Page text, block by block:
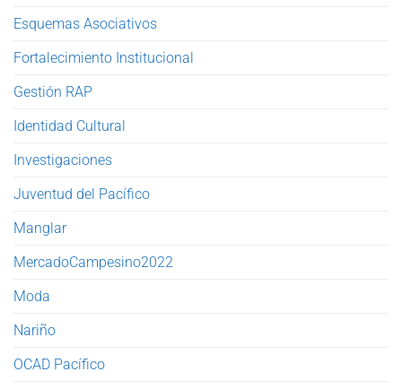
Esquemas Asociativos
Fortalecimiento Institucional
Gestión RAP
Identidad Cultural
Investigaciones
Juventud del Pacífico
Manglar
MercadoCampesino2022
Moda
Nariño
OCAD Pacífico